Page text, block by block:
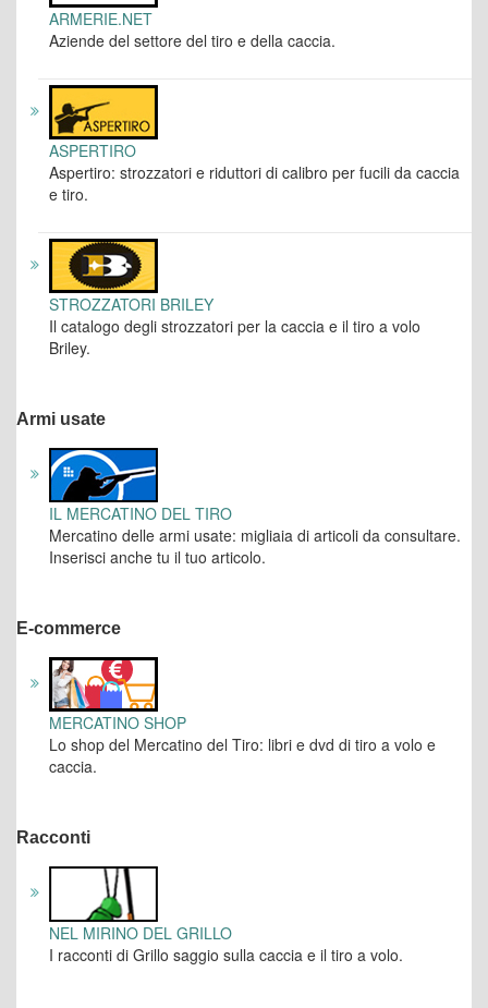
ARMERIE.NET
Aziende del settore del tiro e della caccia.
ASPERTIRO
Aspertiro: strozzatori e riduttori di calibro per fucili da caccia
e tiro.
STROZZATORI BRILEY
Il catalogo degli strozzatori per la caccia e il tiro a volo
Briley.
Armi usate
IL MERCATINO DEL TIRO
Mercatino delle armi usate: migliaia di articoli da consultare.
Inserisci anche tu il tuo articolo.
E-commerce
MERCATINO SHOP
Lo shop del Mercatino del Tiro: libri e dvd di tiro a volo e
caccia.
Racconti
NEL MIRINO DEL GRILLO
I racconti di Grillo saggio sulla caccia e il tiro a volo.